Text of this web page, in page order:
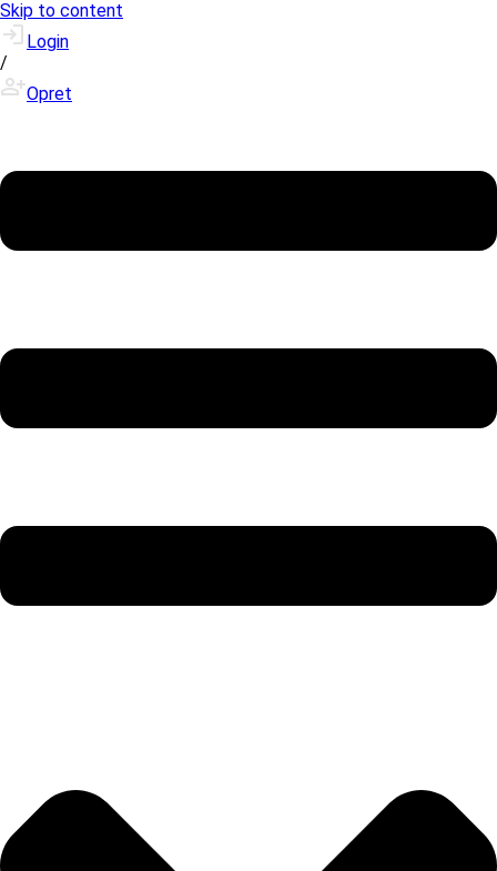
Skip to content
Login
/
Opret